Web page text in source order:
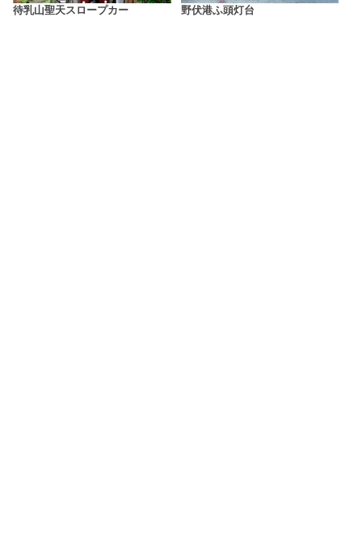
待乳山聖天スロープカー 野伏港ふ頭灯台